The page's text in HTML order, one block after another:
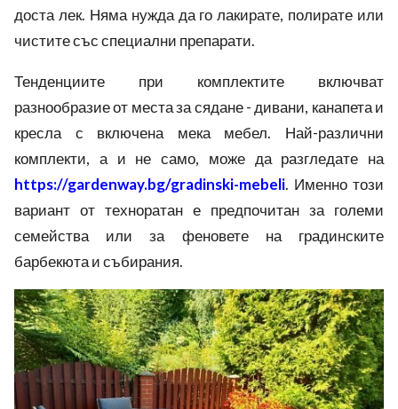
доста лек. Няма нужда да го лакирате, полирате или
чистите със специални препарати.
Тенденциите при комплектите включват
разнообразие от места за сядане - дивани, канапета и
кресла с включена мека мебел. Най-различни
комплекти, а и не само, може да разгледате на
https://gardenway.bg/gradinski-mebeli. Именно този
вариант от техноратан е предпочитан за големи
семейства или за феновете на градинските
барбекюта и събирания.